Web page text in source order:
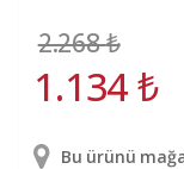
2.268₺
1.134₺
Bu ürünü